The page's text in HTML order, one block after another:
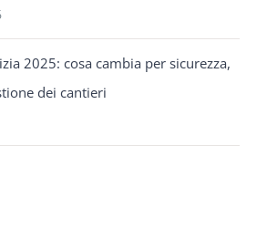
2025: cosa cambia per sicurezza,
dei cantieri